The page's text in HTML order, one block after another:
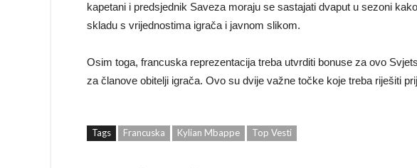
kapetani i predsjednik Saveza moraju se sastajati dvaput u sezoni
skladu s vrijednostima igrača i javnom slikom.
Osim toga, francuska reprezentacija treba utvrditi bonuse za ovo
za članove obitelji igrača. Ovo su dvije važne točke koje treba riješiti
Tags Francuska Kylian Mbappe Top Vesti